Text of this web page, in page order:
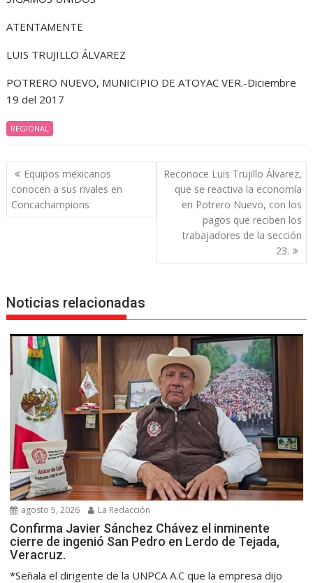
ATENTAMENTE
LUIS TRUJILLO ÁLVAREZ
POTRERO NUEVO, MUNICIPIO DE ATOYAC VER.-Diciembre
19 del 2017
REGIONAL
Navegación
de
entradas
Equipos mexicanos
conocen a sus rivales en
Concachampions
Reconoce Luis Trujillo Álvarez,
que se reactiva la economía
en Potrero Nuevo, con los
pagos que reciben los
trabajadores de la sección
23.
Noticias relacionadas
agosto 5, 2026 La Redacción
Confirma Javier Sánchez Chávez el inminente
cierre de ingenió San Pedro en Lerdo de Tejada,
Veracruz.
*Señala el dirigente de la UNPCA A.C que la empresa dijo